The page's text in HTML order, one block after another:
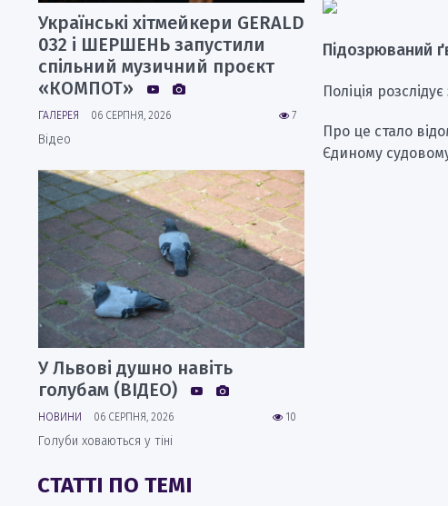
Підозрюваний
Поліція
Про це стало
Єдиному
Українські хітмейкери GERALD
032 і ШЕРШЕНЬ запустили
спільний музичний проєкт
«КОМПОТ»
7
ГАЛЕРЕЯ 06 СЕРПНЯ, 2026
Відео
У Львові душно навіть
голубам (ВІДЕО)
10
НОВИНИ 06 СЕРПНЯ, 2026
Голуби ховаються у тіні
СТАТТІ ПО ТЕМІ